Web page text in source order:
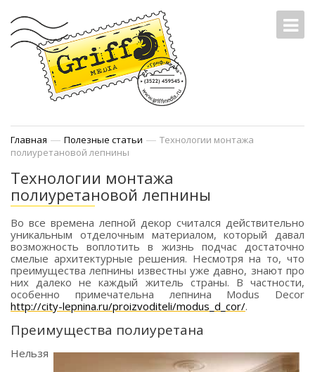
Главная — Полезные статьи — Технологии монтажа
полиуретановой лепнины
Технологии монтажа
полиуретановой лепнины
Во все времена лепной декор считался действительно
уникальным отделочным материалом, который давал
возможность воплотить в жизнь подчас достаточно
смелые архитектурные решения. Несмотря на то, что
преимущества лепнины известны уже давно, знают про
них далеко не каждый житель страны. В частности,
особенно примечательна лепнина Modus Decor
http://city-lepnina.ru/proizvoditeli/modus_d_cor/.
Преимущества полиуретана
Нельзя